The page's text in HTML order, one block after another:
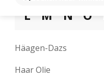
L
M N O
Häagen-Dazs
Haar Olie